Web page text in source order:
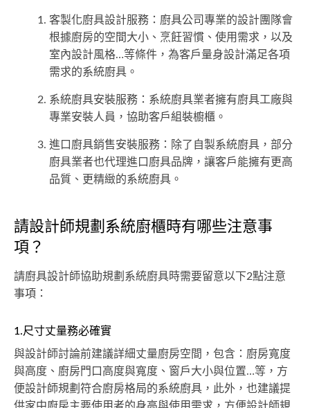
客製化廚具設計服務：廚具公司專業的設計團隊會
根據廚房的空間大小、烹飪習慣、使用需求，以及
室內設計風格…等條件，為客戶量身設計滿足各項
需求的系統廚具。
系統廚具安裝服務：系統廚具業者擁有廚具工廠與
專業安裝人員，協助客戶組裝櫥櫃。
進口廚具銷售安裝服務：除了自製系統廚具，部分
廚具業者也代理進口廚具品牌，讓客戶能擁有更高
品質、更精緻的系統廚具。
請設計師規劃系統廚櫃時有哪些注意事
項？
請廚具設計師協助規劃系統廚具時需要留意以下2點注意
事項：
1.尺寸丈量務必確實
與設計師討論前建議詳細丈量廚房空間，包含：廚房寬度
與高度、廚房門口高度與寬度、窗戶大小與位置…等，方
便設計師規劃符合廚房格局的系統廚具，此外，也建議提